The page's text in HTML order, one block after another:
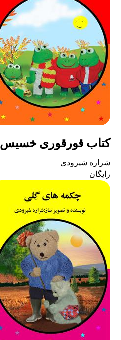
کتاب قورقوری خسیس
شراره شیرودی
رایگان